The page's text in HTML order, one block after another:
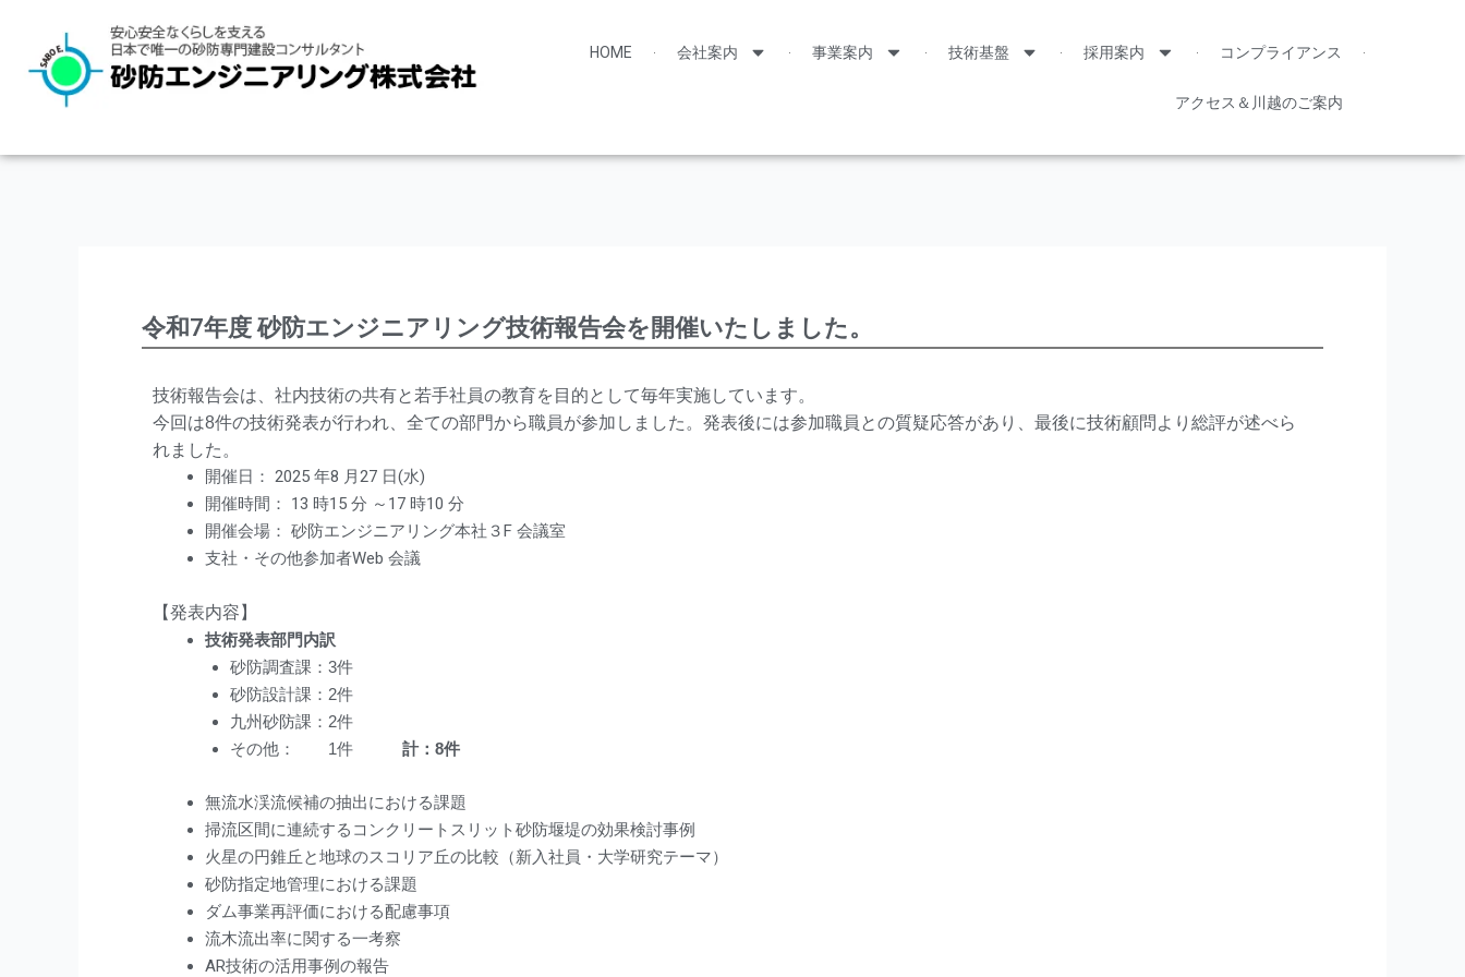
HOME 会社案内 事業案内 技術基盤 採用案内 コンプライアンス
アクセス＆川越のご案内
令和7年度 砂防エンジニアリング技術報告会を開催いたしました。
技術報告会は、社内技術の共有と若手社員の教育を目的として毎年実施しています。
今回は8件の技術発表が行われ、全ての部門から職員が参加しました。発表後には参加職員との質疑応答があり、最後に技術顧問より総評が述べら
れました。
開催日： 2025 年8 月27 日(水)
開催時間： 13 時15 分 ～17 時10 分
開催会場： 砂防エンジニアリング本社３F 会議室
支社・その他参加者Web 会議
【発表内容】
技術発表部門内訳
砂防調査課：3件
砂防設計課：2件
九州砂防課：2件
その他： 1件 計：8件
無流水渓流候補の抽出における課題
掃流区間に連続するコンクリートスリット砂防堰堤の効果検討事例
火星の円錐丘と地球のスコリア丘の比較（新入社員・大学研究テーマ）
砂防指定地管理における課題
ダム事業再評価における配慮事項
流木流出率に関する一考察
AR技術の活用事例の報告